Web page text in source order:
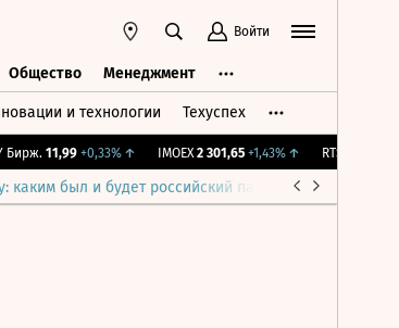
Войти
Общество Менеджмент
и технологии Техуспех
Бирж. 11,99 +0,33%↑ IMOEX 2 301,65 +1,43%↑ RTSI
каким был и будет российский парламент